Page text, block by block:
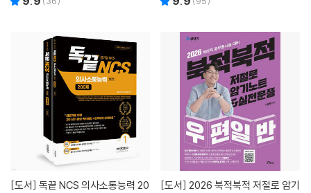
[도서] [도서]